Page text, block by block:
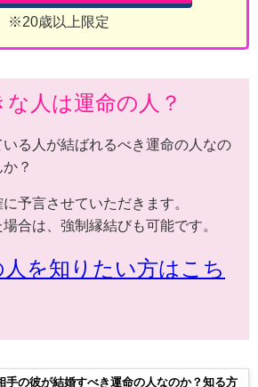
※20歳以上限定
人は運命の人？
る人が結ばれるべき運命の人なの
？
予言させていただきます。
合は、強制縁結びも可能です。
人を知りたい方はこち
手の彼が結婚すべき運命の人なのか？知る方